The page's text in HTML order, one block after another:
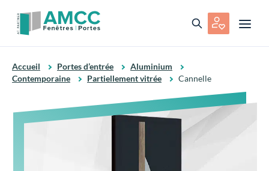
Accueil Portes d’entrée
Aluminium
Contemporaine
Partiellement vitrée Cannelle